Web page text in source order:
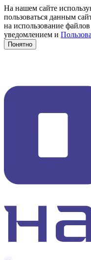
На нашем сайте
пользоваться данным
на использование
уведомлением и
Понятно